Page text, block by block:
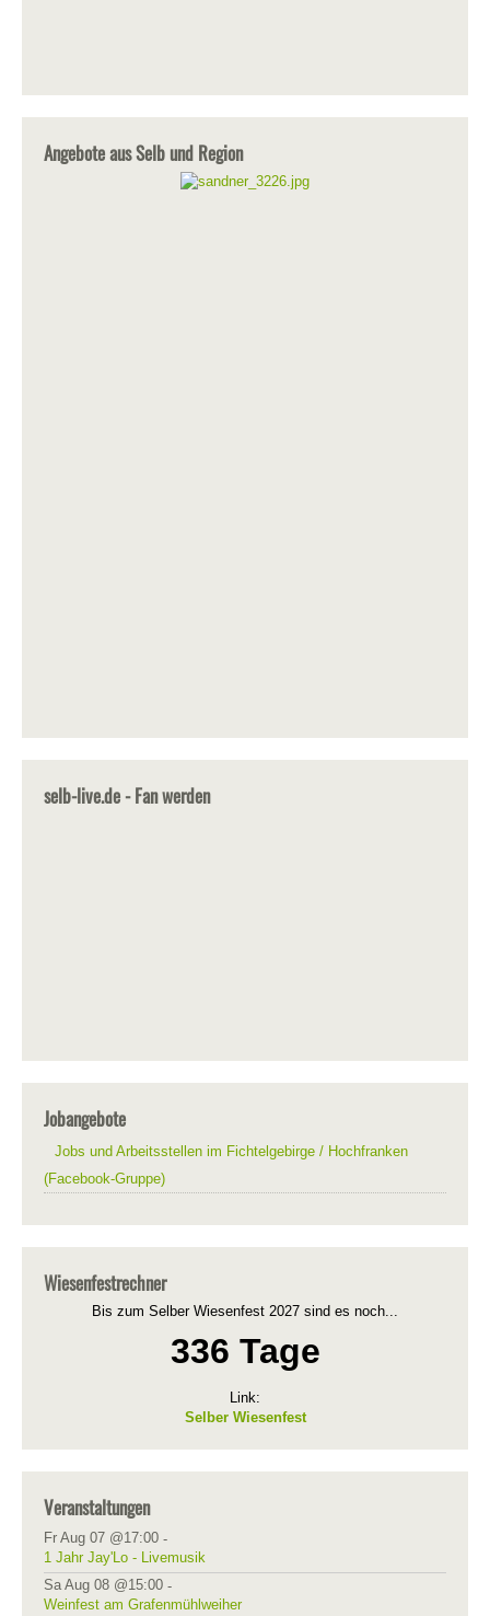
Angebote aus Selb und Region
selb-live.de - Fan werden
Jobangebote
Jobs und Arbeitsstellen im Fichtelgebirge / Hochfranken
(Facebook-Gruppe)
Wiesenfestrechner
Bis zum Selber Wiesenfest 2027 sind es noch...
336 Tage
Link:
Selber Wiesenfest
Veranstaltungen
Fr Aug 07 @17:00 -
1 Jahr Jay'Lo - Livemusik
Sa Aug 08 @15:00 -
Weinfest am Grafenmühlweiher